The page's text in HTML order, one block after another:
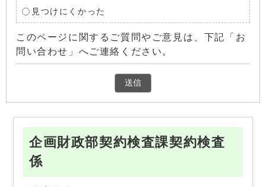
見つけにくかった
このページに関するご質問やご意見は、下記「お
問い合わせ」へご連絡ください。
企画財政部契約検査課契約検査
係